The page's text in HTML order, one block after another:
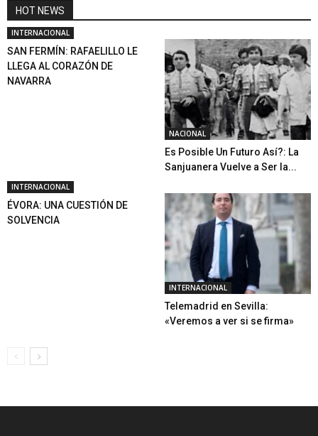
HOT NEWS
INTERNACIONAL
SAN FERMÍN: RAFAELILLO LE
LLEGA AL CORAZÓN DE
NAVARRA
NACIONAL
Es Posible Un Futuro Así?: La
Sanjuanera Vuelve a Ser la...
INTERNACIONAL
ÉVORA: UNA CUESTIÓN DE
SOLVENCIA
INTERNACIONAL
Telemadrid en Sevilla:
«Veremos a ver si se firma»